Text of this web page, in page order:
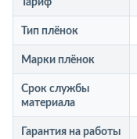
Тариф
Тип плёнок
Марки плёнок
Срок службы
материала
Гарантия на работы